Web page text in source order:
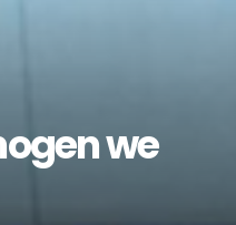
we